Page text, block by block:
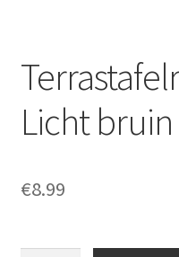
Licht bruin
€8.99